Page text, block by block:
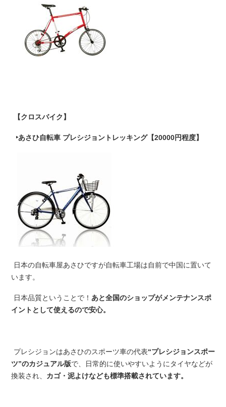
【クロスバイク】
‣あさひ自転車 プレシジョントレッキング【20000円程度】
日本の自転車屋あさひですが自転車工場は自前で中国に置いて
います。
日本品質ということで！ あと全国のショップがメンテナンスポ
イントとして使えるので安心。
プレシジョンはあさひのスポーツ車の代表“プレシジョンスポー
ツ”のカジュアル版で、日常的に使いやすいようにタイヤなどが
換装され、 カゴ・泥よけなども標準搭載されています。